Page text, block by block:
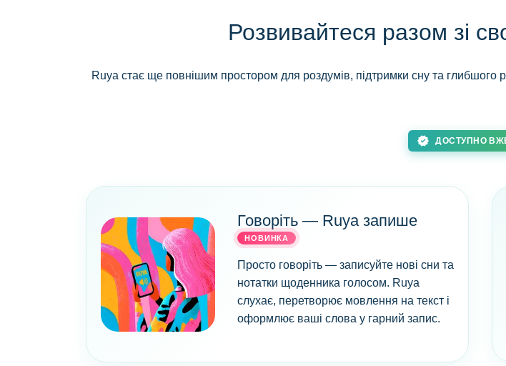
Розвивайтеся разом зі
Ruya стає ще повнішим простором для роздумів, підтримки сну та
new_releases ДОСТУПНО
Говоріть — Ruya запише
НОВИНКА
Просто говоріть — записуйте нові сни та
нотатки щоденника голосом. Ruya
слухає, перетворює мовлення на текст і
оформлює ваші слова у гарний запис.